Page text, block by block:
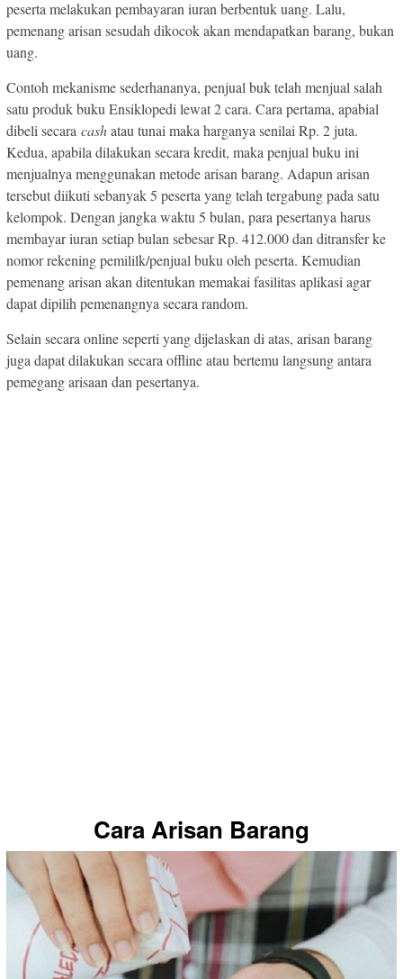
peserta melakukan pembayaran iuran berbentuk uang. Lalu,
pemenang arisan sesudah dikocok akan mendapatkan barang, bukan
uang.
Contoh mekanisme sederhananya, penjual buk telah menjual salah
satu produk buku Ensiklopedi lewat 2 cara. Cara pertama, apabial
dibeli secara cashatau tunai maka harganya senilai Rp. 2 juta.
Kedua, apabila dilakukan secara kredit, maka penjual buku ini
menjualnya menggunakan metode arisan barang. Adapun arisan
tersebut diikuti sebanyak 5 peserta yang telah tergabung pada satu
kelompok. Dengan jangka waktu 5 bulan, para pesertanya harus
membayar iuran setiap bulan sebesar Rp. 412.000 dan ditransfer ke
nomor rekening pemililk/penjual buku oleh peserta. Kemudian
pemenang arisan akan ditentukan memakai fasilitas aplikasi agar
dapat dipilih pemenangnya secara random.
Selain secara online seperti yang dijelaskan di atas, arisan barang
juga dapat dilakukan secara offline atau bertemu langsung antara
pemegang arisaan dan pesertanya.
Cara Arisan Barang